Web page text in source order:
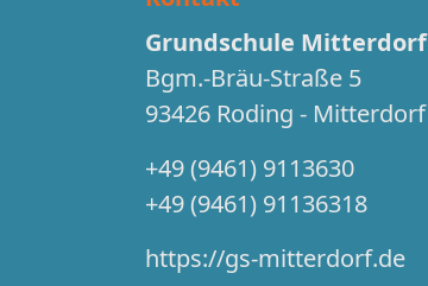
Grundschule Mitterdorf
Bgm.-Bräu-Straße 5
93426 Roding - Mitterdorf
+49 (9461) 9113630
+49 (9461) 91136318
https://gs-mitterdorf.de